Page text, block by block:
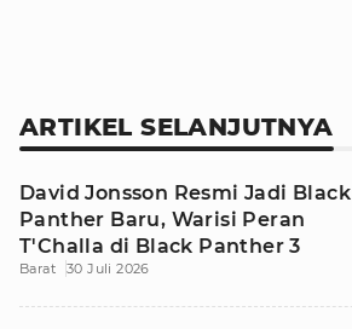
ARTIKEL SELANJUTNYA
David Jonsson Resmi Jadi Black
Panther Baru, Warisi Peran
T'Challa di Black Panther 3
Barat 30 Juli 2026